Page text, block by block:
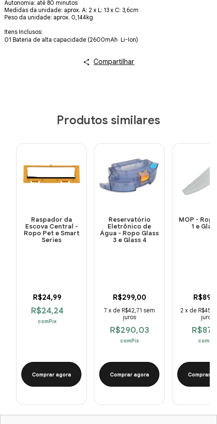
Autonomia: até 80 minutos
Medidas da unidade: aprox. A: 2 x L: 13 x C: 3,6cm
Peso da unidade: aprox. 0,144kg
Itens Inclusos:
01 Bateria de alta capacidade (2600mAh  Li-Ion)
Compartilhar
Produtos similares
Raspador da
Escova Central -
Ropo Pet e Smart
Series
R$24,99
R$24,24
comPix
Comprar agora
Reservatório
Eletrônico de
Água - Ropo Glass
3 e Glass 4
R$299,00
R$290,03
comPix
7 x de R$42,71 sem
juros
Comprar agora
MOP -
1 e
comPix
2 x de
juros
Comprar